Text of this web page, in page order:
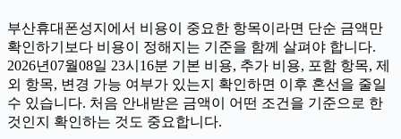
부산휴대폰성지에서 비용이 중요한 항목이라면 단순 금액만
확인하기보다 비용이 정해지는 기준을 함께 살펴야 합니다.
2026년07월08일 23시16분 기본 비용, 추가 비용, 포함 항목, 제
외 항목, 변경 가능 여부가 있는지 확인하면 이후 혼선을 줄일
수 있습니다. 처음 안내받은 금액이 어떤 조건을 기준으로 한
것인지 확인하는 것도 중요합니다.